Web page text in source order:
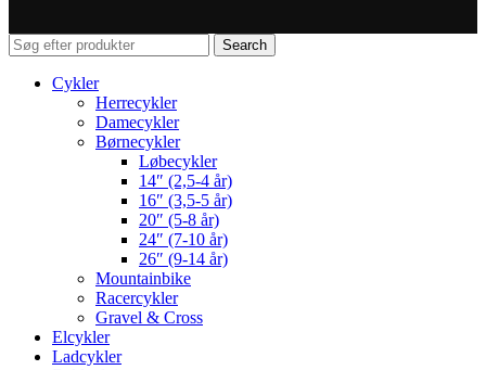
Search
Cykler
Herrecykler
Damecykler
Børnecykler
Løbecykler
14″ (2,5-4 år)
16″ (3,5-5 år)
20″ (5-8 år)
24″ (7-10 år)
26″ (9-14 år)
Mountainbike
Racercykler
Gravel & Cross
Elcykler
Ladcykler